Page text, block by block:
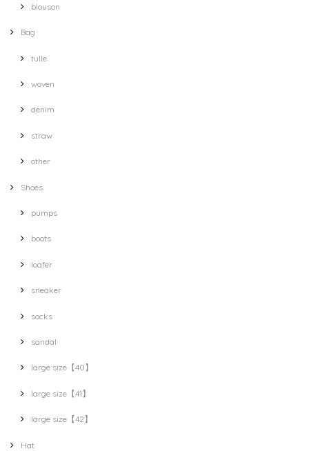
blouson
Bag
tulle
woven
denim
straw
other
Shoes
pumps
boots
loafer
sneaker
socks
sandal
large size【40】
large size【41】
large size【42】
Hat